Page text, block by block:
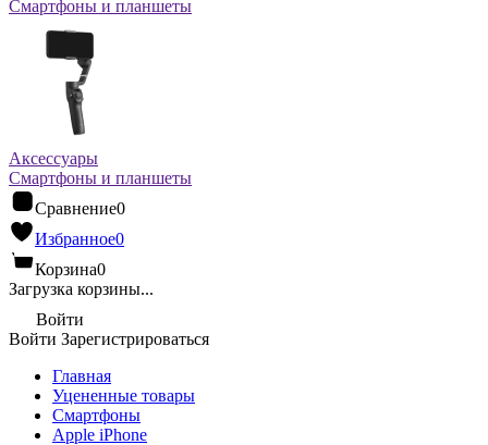
Смартфоны и планшеты
Аксессуары
Смартфоны и планшеты
Сравнение0
Избранное0
Корзина0
Загрузка корзины...
Войти
Войти Зарегистрироваться
Главная
Уцененные товары
Cмартфоны
Apple iPhone